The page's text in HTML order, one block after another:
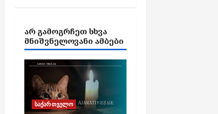
ᲐᲠ ᲒᲐᲛᲝᲒᲠᲩᲔᲗ ᲡᲮᲕᲐ
ᲛᲜᲘᲨᲕᲜᲔᲚᲝᲕᲐᲜᲘ ᲐᲛᲑᲔᲑᲘ
საქართველო